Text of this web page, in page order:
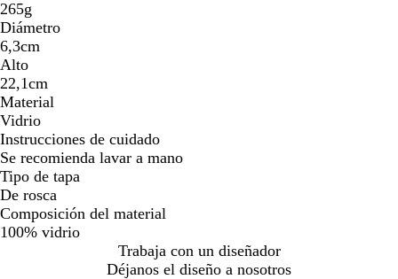
265g
Diámetro
6,3cm
Alto
22,1cm
Material
Vidrio
Instrucciones de cuidado
Se recomienda lavar a mano
Tipo de tapa
De rosca
Composición del material
100% vidrio
Trabaja con un diseñador
Déjanos el diseño a nosotros